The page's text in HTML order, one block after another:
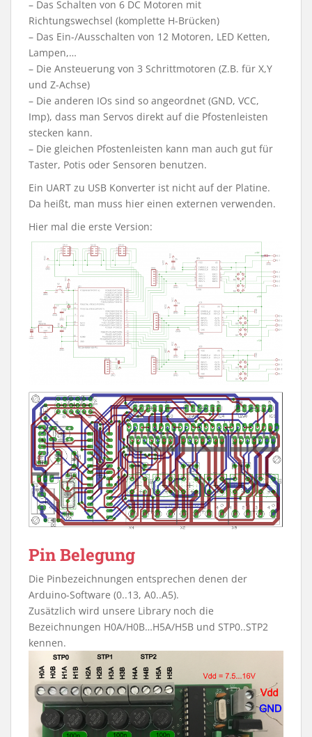
– Das Schalten von 6 DC Motoren mit
Richtungswechsel (komplette H-Brücken)
– Das Ein-/Ausschalten von 12 Motoren, LED Ketten,
Lampen,…
– Die Ansteuerung von 3 Schrittmotoren (Z.B. für X,Y
und Z-Achse)
– Die anderen IOs sind so angeordnet (GND, VCC,
Imp), dass man Servos direkt auf die Pfostenleisten
stecken kann.
– Die gleichen Pfostenleisten kann man auch gut für
Taster, Potis oder Sensoren benutzen.
Ein UART zu USB Konverter ist nicht auf der Platine.
Da heißt, man muss hier einen externen verwenden.
Hier mal die erste Version:
Pin Belegung
Die Pinbezeichnungen entsprechen denen der
Arduino-Software (0..13, A0..A5).
Zusätzlich wird unsere Library noch die
Bezeichnungen H0A/H0B…H5A/H5B und STP0..STP2
kennen.